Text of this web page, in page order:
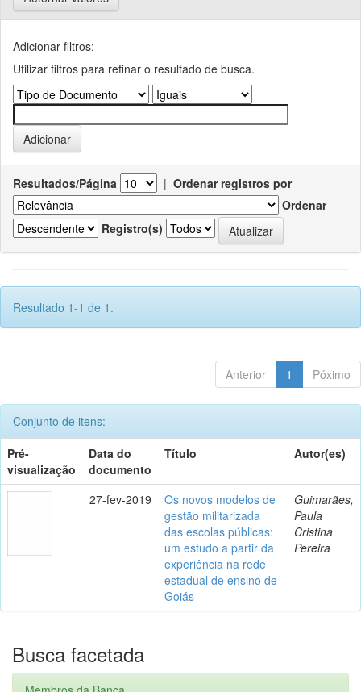
Adicionar filtros:
Utilizar filtros para refinar o resultado de busca.
Resultados/Página | Ordenar registros por
Ordenar
Registro(s)
Resultado 1-1 de 1.
Anterior 1 Póximo
Conjunto de itens:
Pré-
visualização
Data do
documento
Título Autor(es)
27-fev-2019
Os novos modelos de
gestão militarizada
das escolas públicas:
um estudo a partir da
experiência na rede
estadual de ensino de
Goiás
Guimarães,
Paula
Cristina
Pereira
Busca facetada